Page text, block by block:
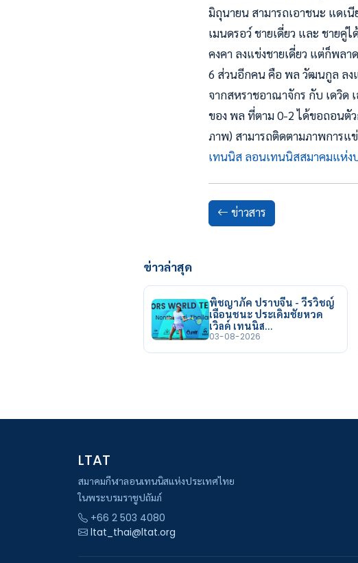
มิถุนายน สามารถเอาชนะ แด
เมนดรอว์ ชายเดี่ยว และ ชายคู่
คงคา ลงแข่งชายเดี่ยว แต่ก็พลา
6 ส่วนอีกคน คือ พล วัฒนกูล ลง
จากสหราชอาณาจักร กับ เดวิด
ของ พล ที่ตาม 0-2 ได้ขอถอนตั
ภาพ) สามารถติดตามภาพการแ
เทนนิส ลอนเทนนิสสมาคมแห่ง
ข่าวสาร
ข่าวล่าสุด
พิชญาภัค ปราบจีน - วีรวิชญ์
เฉือนชนะ ประเดิมชัยหวด
เวิลด์ เทนนิส…
03-08-2026
LTAT
สมาคมกีฬาลอนเทนนิสแห่งประเทศไทย
ในพระบรมราชูปถัมภ์
+66 2 503 4080
ltat_thai@ltat.org